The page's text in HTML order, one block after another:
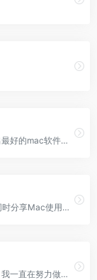
提供丰富的的mac软件和mac游戏下载中挑出最好的mac软件游戏下载排行。
Mac毒每天提供最新mac破解软件免费下载同时分享Mac使用技巧，致力于打造全网最全Mac破解软件与Mac技巧平台
致力于电脑相关知识解答和软件、游戏分享，我一直在努力做得更好。